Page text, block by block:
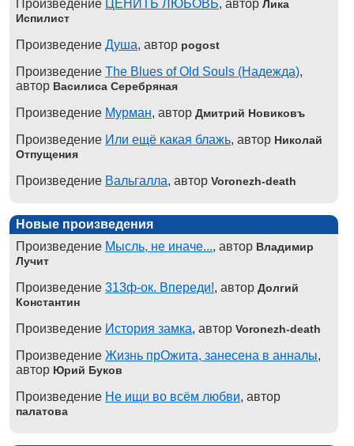
Произведение ЦЕНИТЬ ЛЮБОВЬ, автор Лика
Испилист
Произведение Душа, автор pogost
Произведение The Blues of Old Souls (Надежда),
автор Василиса Серебряная
Произведение Мурман, автор Дмитрий Новиковъ
Произведение Или ещё какая блажь, автор Николай
Отпущения
Произведение Вальгалла, автор Voronezh-death
Новые произведения
Произведение Мысль, не иначе..., автор Владимир
Лучит
Произведение 313ф-ок. Впереди!, автор Долгий
Константин
Произведение История замка, автор Voronezh-death
Произведение Жизнь прОжита, занесена в анналы,
автор Юрий Буков
Произведение Не ищи во всём любви, автор
палатова